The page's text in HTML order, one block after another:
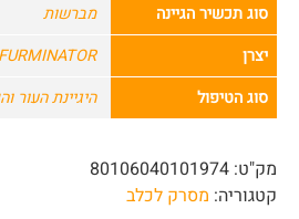
סוג תכשיר הגיינה
מברשות
יצרן
FURMINATOR
סוג הטיפול
היגיינת העור
מק"ט: 80106040101974
קטגוריה: מסרק לכלב